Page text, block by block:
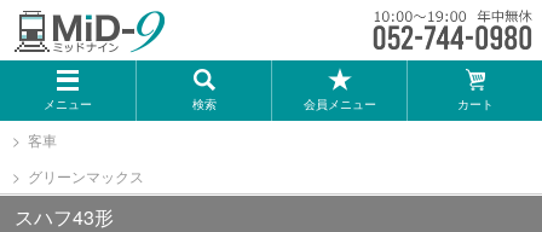
メニュー 検索 会員メニュー カート
メーカー一覧
TOMIX
KATO
客車
グリーンマックス
スハフ43形